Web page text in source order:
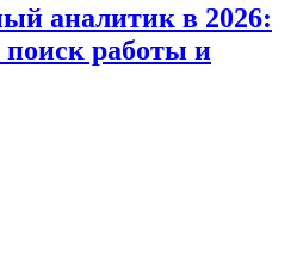
аналитик в 2026:
работы и